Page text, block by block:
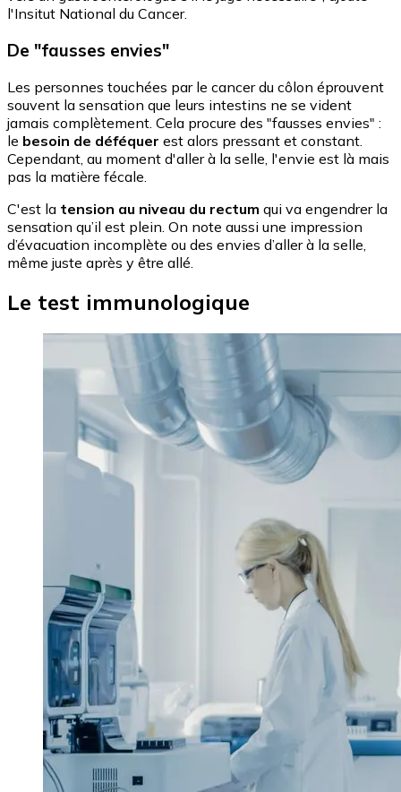
l'Insitut National du Cancer.
De "fausses envies"
Les personnes touchées par le cancer du côlon éprouvent
souvent la sensation que leurs intestins ne se vident
jamais complètement. Cela procure des "fausses envies" :
le besoin de déféquer est alors pressant et constant.
Cependant, au moment d'aller à la selle, l'envie est là mais
pas la matière fécale.
C'est la tension au niveau du rectum qui va engendrer la
sensation qu’il est plein. On note aussi une impression
d’évacuation incomplète ou des envies d’aller à la selle,
même juste après y être allé.
Le test immunologique